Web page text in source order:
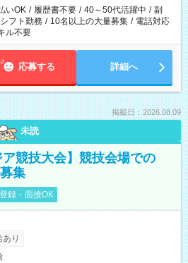
もOKです！
いOK / 履歴書不要 / 40～50代活躍中 / 副
シフト勤務 / 10名以上の大量募集 / 電話対応
ル不要
応募する 詳細へ
掲載日：2026.08.09
未読
競技大会】競技会場での
集
録・面接OK
り